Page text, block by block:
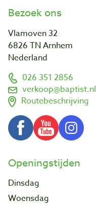
Bezoek ons
Vlamoven 32
6826 TN Arnhem
Nederland
026 351 2856
verkoop@baptist.nl
Routebeschrijving
Openingstijden
Dinsdag
Woensdag